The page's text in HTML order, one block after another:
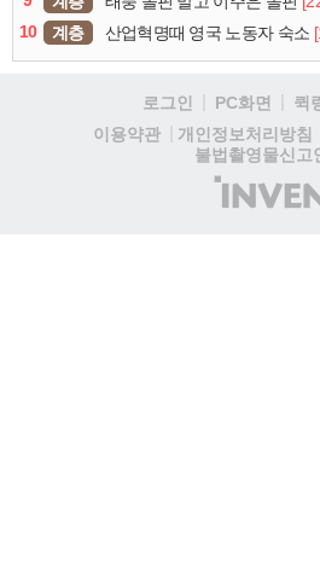
10
계층 산업혁명때 영국 노동자 숙소
로그인 PC화면 퀵
이용약관
개인정보처리방침
불법촬영물신고
(주)
인